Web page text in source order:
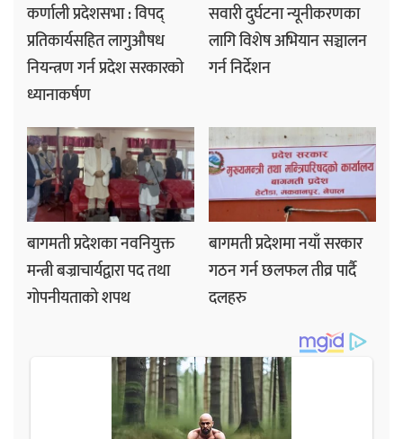
कर्णाली प्रदेशसभा : विपद्
प्रतिकार्यसहित लागुऔषध
नियन्त्रण गर्न प्रदेश सरकारको
ध्यानाकर्षण
सवारी दुर्घटना न्यूनीकरणका
लागि विशेष अभियान सञ्चालन
गर्न निर्देशन
बागमती प्रदेशका नवनियुक्त
मन्त्री बज्राचार्यद्वारा पद तथा
गोपनीयताको शपथ
बागमती प्रदेशमा नयाँ सरकार
गठन गर्न छलफल तीव्र पार्दै
दलहरु